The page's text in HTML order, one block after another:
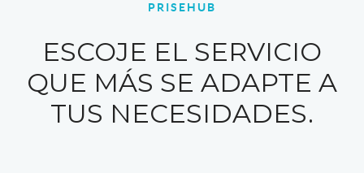
PRISEHUB
ESCOJE EL SERVICIO
QUE MÁS SE ADAPTE A
TUS NECESIDADES.